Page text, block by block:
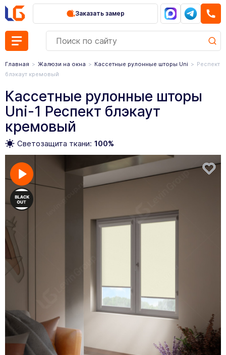
Заказать замер
Главная Жалюзи на окна Кассетные рулонные шторы Uni
Респект
блэкаут кремовый
Кассетные рулонные шторы
Uni-1 Респект блэкаут
кремовый
Светозащита ткани: 100%